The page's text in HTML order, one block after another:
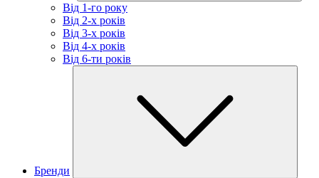
Від 1-го року
Від 2-х років
Від 3-х років
Від 4-х років
Від 6-ти років
Бренди